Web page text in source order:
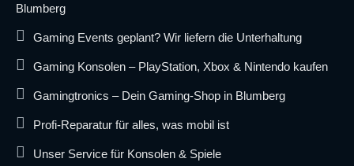
Blumberg
Gaming Events geplant? Wir liefern die Unterhaltung
Gaming Konsolen – PlayStation, Xbox & Nintendo kaufen
Gamingtronics – Dein Gaming-Shop in Blumberg
Profi-Reparatur für alles, was mobil ist
Unser Service für Konsolen & Spiele